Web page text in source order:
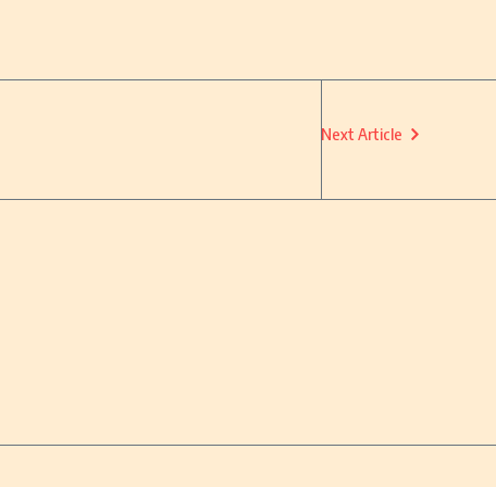
Next Article